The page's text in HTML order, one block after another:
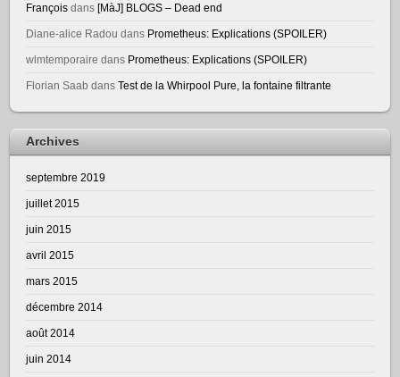
François dans[MàJ] BLOGS – Dead end
Diane-alice Radou dans Prometheus: Explications (SPOILER)
wlmtemporaire dans Prometheus: Explications (SPOILER)
Florian Saab dansTest de la Whirpool Pure, la fontaine filtrante
Archives
septembre 2019
juillet 2015
juin 2015
avril 2015
mars 2015
décembre 2014
août 2014
juin 2014